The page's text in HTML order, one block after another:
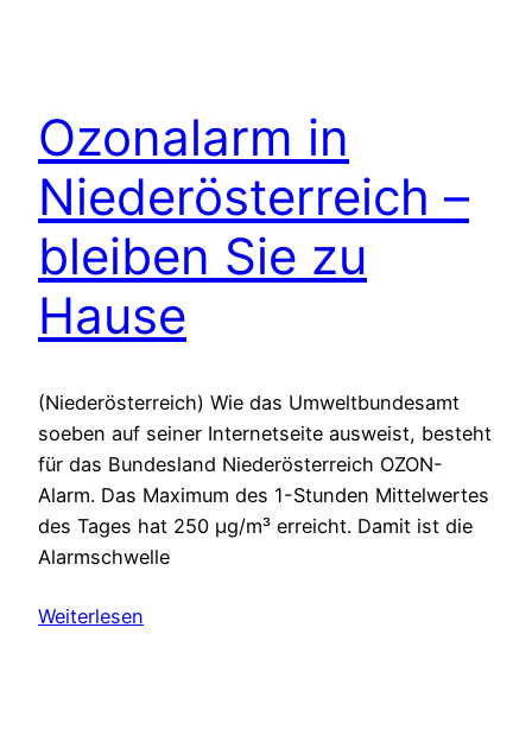
Ozonalarm in
Niederösterreich –
bleiben Sie zu
Hause
(Niederösterreich) Wie das Umweltbundesamt
soeben auf seiner Internetseite ausweist, besteht
für das Bundesland Niederösterreich OZON-
Alarm. Das Maximum des 1-Stunden Mittelwertes
des Tages hat 250 µg/m³ erreicht. Damit ist die
Alarmschwelle
Weiterlesen